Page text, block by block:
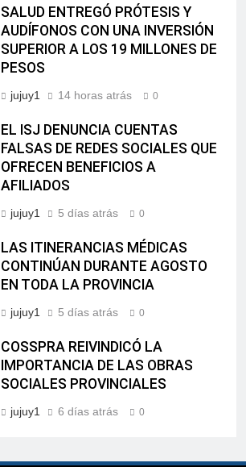
SALUD ENTREGÓ PRÓTESIS Y
AUDÍFONOS CON UNA INVERSIÓN
SUPERIOR A LOS 19 MILLONES DE
PESOS
jujuy1 14 horas atrás 0
EL ISJ DENUNCIA CUENTAS
FALSAS DE REDES SOCIALES QUE
OFRECEN BENEFICIOS A
AFILIADOS
jujuy1 5 días atrás 0
LAS ITINERANCIAS MÉDICAS
CONTINÚAN DURANTE AGOSTO
EN TODA LA PROVINCIA
jujuy1 5 días atrás 0
COSSPRA REIVINDICÓ LA
IMPORTANCIA DE LAS OBRAS
SOCIALES PROVINCIALES
jujuy1 6 días atrás 0